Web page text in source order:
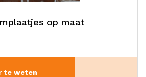
op maat
te weten